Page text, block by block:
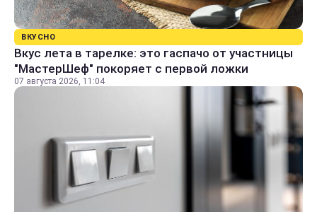
ВКУСНО
Вкус лета в тарелке: это гаспачо от участницы
"МастерШеф" покоряет с первой ложки
07 августа 2026, 11:04